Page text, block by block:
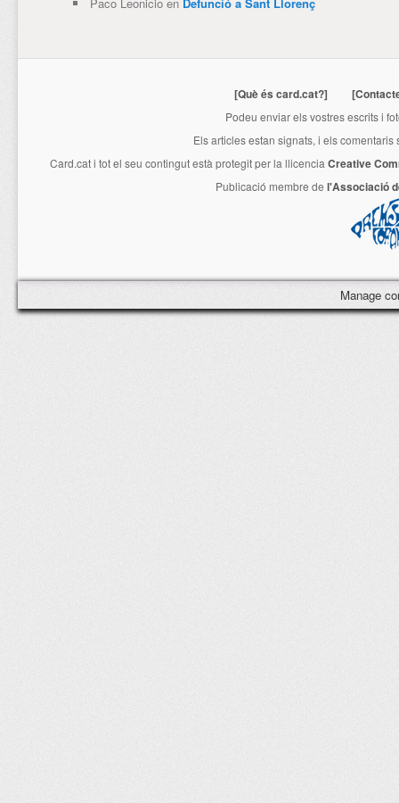
[Què és card.cat?]
Podeu enviar els vostres escrits i
Els articles estan signats, i els
Card.cati tot el seu contingut està protegit per la llicencia Creative
Publicació membre de l'Associació
Manage